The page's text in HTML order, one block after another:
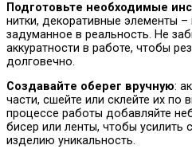
Подготовьте необходимые
нитки, декоративные элементы
задуманное в реальность. Не
аккуратности в работе, чтобы
долговечно.
Создавайте оберег вручную:
части, сшейте или склейте их по
процессе работы добавляйте
бисер или ленты, чтобы усилить
изделию уникальность.